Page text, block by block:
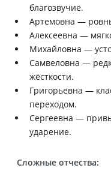
благозвучие.
Артемовна —
Алексеевна —
Михайловна —
Самвеловна —
жёсткости.
Григорьевна —
переходом.
Сергеевна —
ударение.
Сложные отчества: